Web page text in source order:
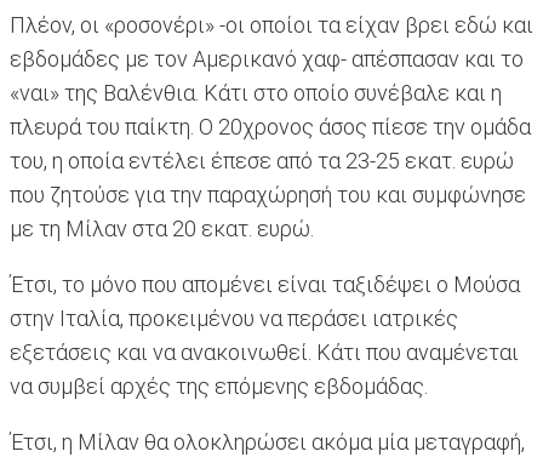
Πλέον, οι «ροσονέρι» -οι οποίοι τα είχαν βρει εδώ και
εβδομάδες με τον Αμερικανό χαφ- απέσπασαν και το
«ναι» της Βαλένθια. Κάτι στο οποίο συνέβαλε και η
πλευρά του παίκτη. Ο 20χρονος άσος πίεσε την ομάδα
του, η οποία εντέλει έπεσε από τα 23-25 εκατ. ευρώ
που ζητούσε για την παραχώρησή του και συμφώνησε
με τη Μίλαν στα 20 εκατ. ευρώ.
Έτσι, το μόνο που απομένει είναι ταξιδέψει ο Μούσα
στην Ιταλία, προκειμένου να περάσει ιατρικές
εξετάσεις και να ανακοινωθεί. Κάτι που αναμένεται
να συμβεί αρχές της επόμενης εβδομάδας.
Έτσι, η Μίλαν θα ολοκληρώσει ακόμα μία μεταγραφή,